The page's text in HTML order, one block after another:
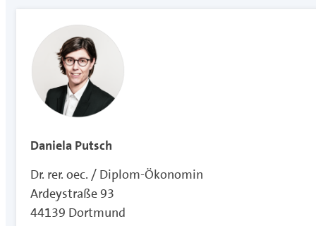
Daniela Putsch
Dr. rer. oec. / Diplom-Ökonomin
Ardeystraße 93
44139 Dortmund